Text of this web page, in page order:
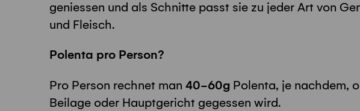
geniessen und als Schnitte passt sie zu jeder Art von
und Fleisch.
Polenta pro Person?
Pro Person rechnet man 40-60g Polenta, je nachdem,
Beilage oder Hauptgericht gegessen wird.